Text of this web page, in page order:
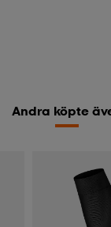
Andra köpte